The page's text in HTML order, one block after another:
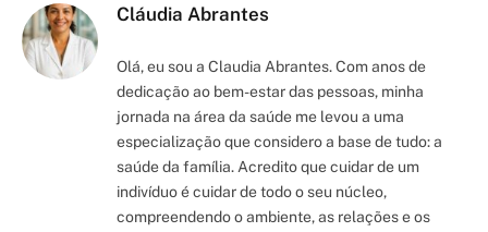
Cláudia Abrantes
Olá, eu sou a Claudia Abrantes. Com anos de
dedicação ao bem-estar das pessoas, minha
jornada na área da saúde me levou a uma
especialização que considero a base de tudo: a
saúde da família. Acredito que cuidar de um
indivíduo é cuidar de todo o seu núcleo,
compreendendo o ambiente, as relações e os